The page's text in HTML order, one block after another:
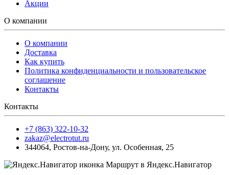
Акции
О компании
О компании
Доставка
Как купить
Политика конфиденциальности и пользовательское
соглашение
Контакты
Контакты
+7 (863) 322-10-32
zakaz@electrotut.ru
344064, Ростов-на-Дону, ул. Особенная, 25
Маршрут в Яндекс.Навигатор